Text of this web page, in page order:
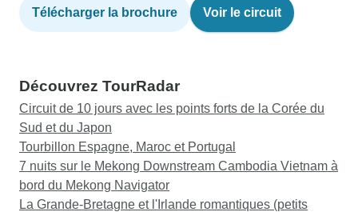
Télécharger la brochure Voir le circuit
Découvrez TourRadar
Circuit de 10 jours avec les points forts de la Corée du
Sud et du Japon
Tourbillon Espagne, Maroc et Portugal
7 nuits sur le Mekong Downstream Cambodia Vietnam à
bord du Mekong Navigator
La Grande-Bretagne et l'Irlande romantiques (petits